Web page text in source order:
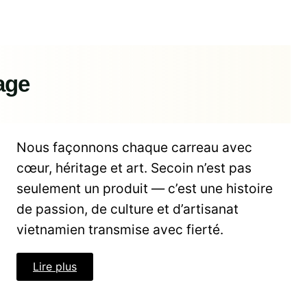
Nous façonnons chaque carreau avec
cœur, héritage et art. Secoin n’est pas
seulement un produit — c’est une histoire
de passion, de culture et d’artisanat
vietnamien transmise avec fierté.
Lire plus